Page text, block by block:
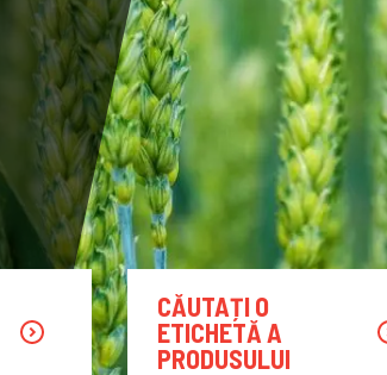
CĂUTAȚI O
ETICHETĂ A
PRODUSULUI